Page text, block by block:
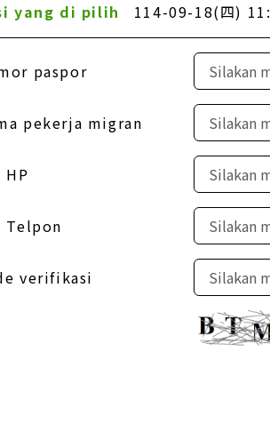
yang di pilih 114-09-18(四)
paspor
pekerja migran
HP
Telpon
verifikasi